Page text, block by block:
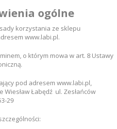
ogólne
korzystania ze sklepu
www.labi.pl.
o którym mowa w art. 8 Ustawy
pod adresem www.labi.pl,
Łabędź ul. Zesłańców
29